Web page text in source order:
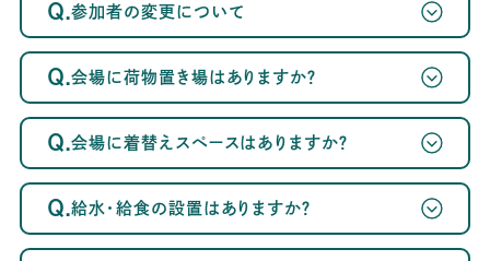
Q.参加者の変更について
Q.会場に荷物置き場はありますか？
Q.会場に着替えスペースはありますか？
Q.給水・給食の設置はありますか？